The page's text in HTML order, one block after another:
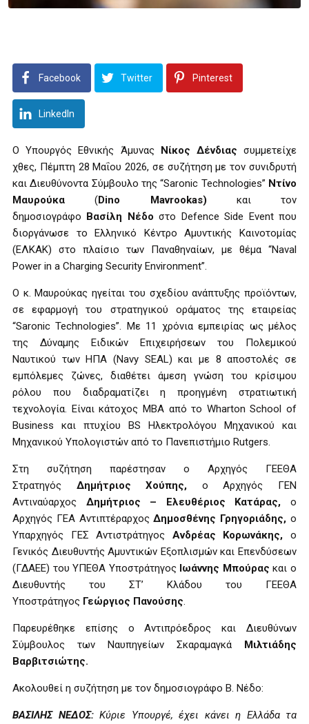
Facebook Twitter Pinterest
LinkedIn
Ο Υπουργός Εθνικής Άμυνας Νίκος Δένδιαςσυμμετείχε
χθες, Πέμπτη 28 Μαΐου 2026, σε συζήτηση με τον συνιδρυτή
και Διευθύνοντα Σύμβουλο της “Saronic Technologies” Ντίνο
Μαυρούκα (Dino Mavrookas) και τον
δημοσιογράφο Βασίλη Νέδοστο Defence Side Eventπου
διοργάνωσε το Ελληνικό Κέντρο Αμυντικής Καινοτομίας
(ΕΛΚΑΚ) στο πλαίσιο των Παναθηναίων, με θέμα “Naval
Power in a Charging Security Environment”.
Ο κ. Μαυρούκας ηγείται του σχεδίου ανάπτυξης προϊόντων,
σε εφαρμογή του στρατηγικού οράματος της εταιρείας
“Saronic Technologies”. Με 11 χρόνια εμπειρίας ως μέλος
της Δύναμης Ειδικών Επιχειρήσεων του Πολεμικού
Ναυτικού των ΗΠΑ (Navy SEAL) και με 8 αποστολές σε
εμπόλεμες ζώνες, διαθέτει άμεση γνώση του κρίσιμου
ρόλου που διαδραματίζει η προηγμένη στρατιωτική
τεχνολογία. Είναι κάτοχος MBA από το Wharton School of
Business και πτυχίου BS Ηλεκτρολόγου Μηχανικού και
Μηχανικού Υπολογιστών από το Πανεπιστήμιο Rutgers.
Στη συζήτηση παρέστησαν ο Αρχηγός ΓΕΕΘΑ
Στρατηγός Δημήτριος Χούπης, ο Αρχηγός ΓΕΝ
Αντιναύαρχος Δημήτριος – Ελευθέριος Κατάρας,ο
Αρχηγός ΓΕΑ ΑντιπτέραρχοςΔημοσθένης Γρηγοριάδης,ο
Υπαρχηγός ΓΕΣ Αντιστράτηγος Ανδρέας Κορωνάκης,ο
Γενικός Διευθυντής Αμυντικών Εξοπλισμών και Επενδύσεων
(ΓΔΑΕΕ) του ΥΠΕΘΑ ΥποστράτηγοςΙωάννης Μπούραςκαι ο
Διευθυντής του ΣΤ’ Κλάδου του ΓΕΕΘΑ
Υποστράτηγος Γεώργιος Πανούσης.
Παρευρέθηκε επίσης ο Αντιπρόεδρος και Διευθύνων
Σύμβουλος των Ναυπηγείων Σκαραμαγκά Μιλτιάδης
Βαρβιτσιώτης.
Ακολουθεί η συζήτηση με τον δημοσιογράφο Β. Νέδο:
ΒΑΣΙΛΗΣ ΝΕΔΟΣ:Κύριε Υπουργέ, έχει κάνει η Ελλάδα τα